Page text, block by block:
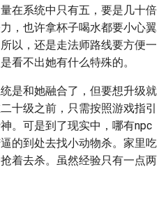
在系统中只有五，要是几十倍
，也许拿杯子喝水都要小心翼
以，还是走法师路线要方便一
看不出她有什么特殊的。
是和她融合了，但要想升级就
十级之前，只需按照游戏指引
。可是到了现实中，哪有npc
的到处去找小动物杀。家里吃
着去杀。虽然经验只有一点两